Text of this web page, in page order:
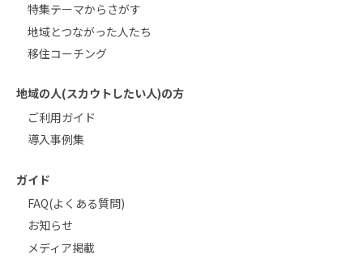
特集テーマからさがす
地域とつながった人たち
移住コーチング
地域の人(スカウトしたい人)の方
ご利用ガイド
導入事例集
ガイド
FAQ(よくある質問)
お知らせ
メディア掲載